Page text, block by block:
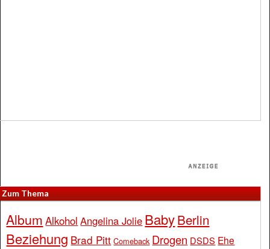
Zum Thema
Album Alkohol Angelina Jolie BabyBerlin
Beziehung Brad Pitt Comeback Drogen DSDS Ehe